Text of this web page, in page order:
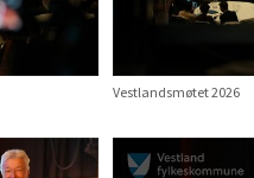
Vestlandsmøtet 2026